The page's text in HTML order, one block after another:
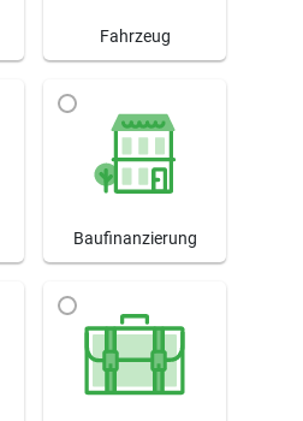
Fahrzeug
Baufinanzierung